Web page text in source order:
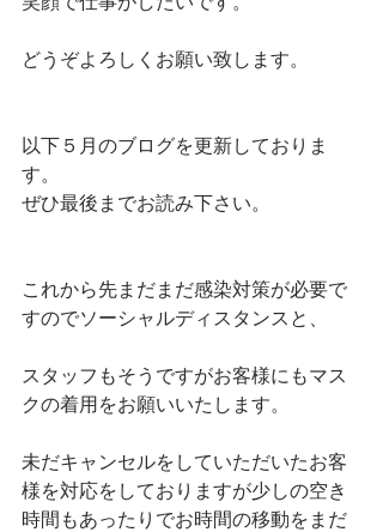
どうぞよろしくお願い致します。
以下５月のブログを更新しておりま
す。
ぜひ最後までお読み下さい。
これから先まだまだ感染対策が必要で
すのでソーシャルディスタンスと、
スタッフもそうですがお客様にもマス
クの着用をお願いいたします。
未だキャンセルをしていただいたお客
様を対応をしておりますが少しの空き
時間もあったりでお時間の移動をまだ